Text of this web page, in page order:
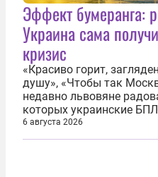
Эффект бумеранга:
Украина сама
кризис
«Красиво горит,
душу», «Чтобы так
недавно львовяне
которых украинские
скором времени
6 августа 2026